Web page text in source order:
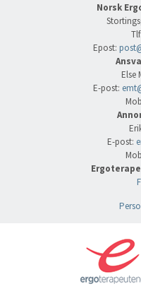
Norsk
Epost:
Else
E-post:
E-post: